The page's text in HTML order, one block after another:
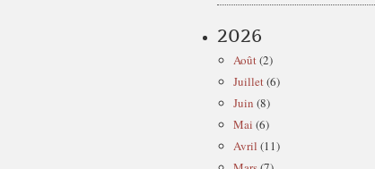
2026
Août(2)
Juillet(6)
Juin (8)
Mai (6)
Avril (11)